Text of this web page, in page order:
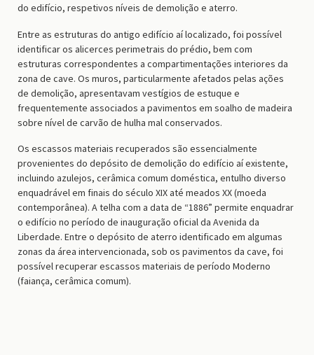
do edifício, respetivos níveis de demolição e aterro.
Entre as estruturas do antigo edifício aí localizado, foi possível
identificar os alicerces perimetrais do prédio, bem com
estruturas correspondentes a compartimentações interiores da
zona de cave. Os muros, particularmente afetados pelas ações
de demolição, apresentavam vestígios de estuque e
frequentemente associados a pavimentos em soalho de madeira
sobre nível de carvão de hulha mal conservados.
Os escassos materiais recuperados são essencialmente
provenientes do depósito de demolição do edifício aí existente,
incluindo azulejos, cerâmica comum doméstica, entulho diverso
enquadrável em finais do século XIX até meados XX (moeda
contemporânea). A telha com a data de “1886” permite enquadrar
o edifício no período de inauguração oficial da Avenida da
Liberdade. Entre o depósito de aterro identificado em algumas
zonas da área intervencionada, sob os pavimentos da cave, foi
possível recuperar escassos materiais de período Moderno
(faiança, cerâmica comum).